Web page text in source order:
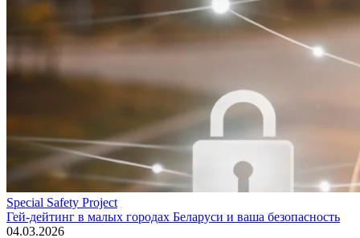
Special Safety Project
Гей-дейтинг в малых городах Беларуси и ваша безопасность
04.03.2026